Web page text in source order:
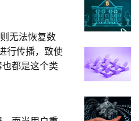
无法恢复数
行传播，致使
都是这个类